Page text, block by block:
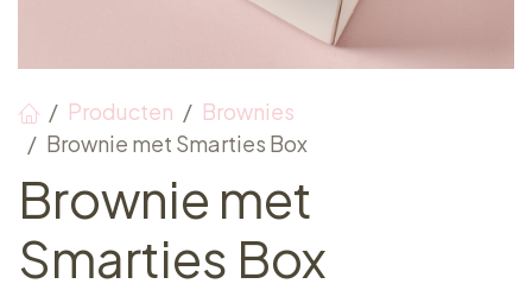
Producten
Brownies
Brownie met Smarties Box
Brownie met
Smarties Box